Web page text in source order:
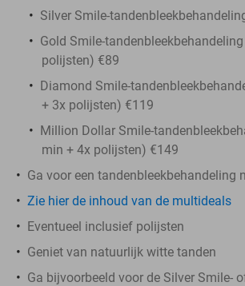
Silver Smile-
Gold Smile-
polijsten) €89
Diamond Smile-
+ 3x polijsten) €119
Million Dollar Smile-
min + 4x polijsten) €149
Ga voor een tandenbleekbehandeling
Zie hier de inhoud van de multideals
Eventueel inclusief polijsten
Geniet van natuurlijk witte tanden
Ga bijvoorbeeld voor de Silver Smile-